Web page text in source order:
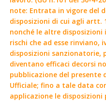
note: Entrata in vigore del
disposizioni di cui agli artt.
nonché le altre
rischi che ad esse rinviano,
disposizioni sanzionatorie,
diventano efficaci decorsi
pubblicazione del presente
Ufficiale; fino a tale data
applicazione le disposizioni